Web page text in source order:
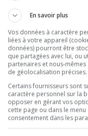
L’hampe
marinée
de Frédéric
La recette de la
En savoir plus
Vos données à caractère
liées à votre appareil
données) pourront être
que partagées avec lui, ou
partenaires et nous-
de géolocalisation précises.
Certains fournisseurs sont
caractère personnel sur la
opposer en gérant vos
cette page ou dans le
consentement dans les